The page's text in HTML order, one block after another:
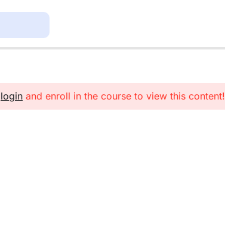
login and enroll in the course to view this content!